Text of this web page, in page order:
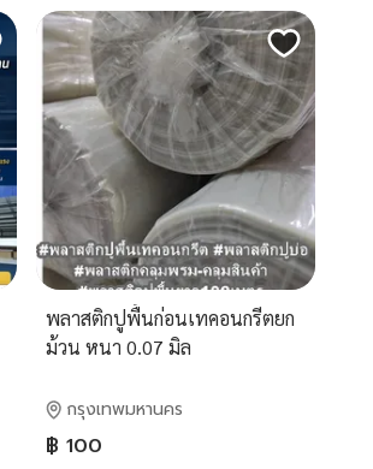
พลาสติกปูพื้นก่อนเทคอนกรีตยก
ม้วน หนา 0.07 มิล
กรุงเทพมหานคร
฿ 100